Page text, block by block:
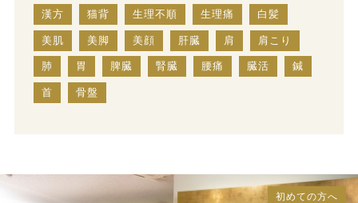
漢方 猫背 生理不順 生理痛 白髪
美肌 美脚 美顔 肝臓 肩 肩こり
肺 胃 脾臓 腎臓 腰痛 臓活 鍼
首 骨盤
初めての方へ